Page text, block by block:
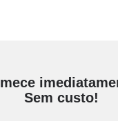
Sem custo!